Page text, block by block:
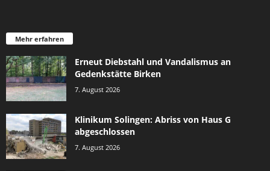
Mehr erfahren
Erneut Diebstahl und Vandalismus an
Gedenkstätte Birken
7. August 2026
Klinikum Solingen: Abriss von Haus G
abgeschlossen
7. August 2026